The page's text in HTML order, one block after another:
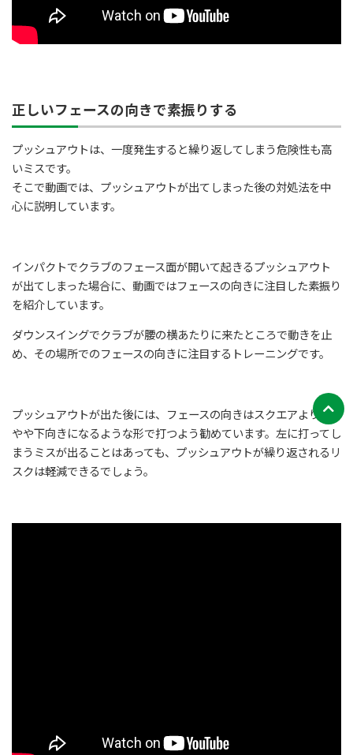
正しいフェースの向きで素振りする
プッシュアウトは、一度発生すると繰り返してしまう危険性も高
いミスです。
そこで動画では、プッシュアウトが出てしまった後の対処法を中
心に説明しています。
インパクトでクラブのフェース面が開いて起きるプッシュアウト
が出てしまった場合に、動画ではフェースの向きに注目した素振り
を紹介しています。
ダウンスイングでクラブが腰の横あたりに来たところで動きを止
め、その場所でのフェースの向きに注目するトレーニングです。
プッシュアウトが出た後には、フェースの向きはスクエアよりも
やや下向きになるような形で打つよう勧めています。左に打ってし
まうミスが出ることはあっても、プッシュアウトが繰り返されるリ
スクは軽減できるでしょう。